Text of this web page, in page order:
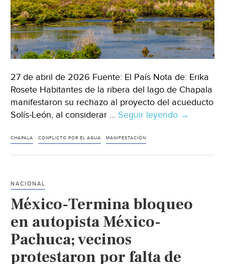
27 de abril de 2026 Fuente: El País Nota de: Erika
Rosete Habitantes de la ribera del lago de Chapala
manifestaron su rechazo al proyecto del acueducto
Solís-León, al considerar … Seguir leyendo Jalisco/
del
rechazan
→
CHAPALA CONFLICTO POR EL AGUA MANIFESTACIÓN
NACIONAL
México-Termina bloqueo
en autopista México-
Pachuca; vecinos
protestaron por falta de